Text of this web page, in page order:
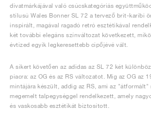
divatmárkájával való csúcskategóriás
stílusú Wales Bonner SL 72 a tervező brit-karibi
inspirált, magával ragadó retró esztétikával
két további elegáns színváltozat következett,
évtized egyik legkeresettebb cipőjévé vált.
A sikert követően az adidas az SL 72 két
piacra: az OG és az RS változatot. Míg az OG az
mintájára készült, addig az RS, ami az "átformált"
megemelt talpegységgel rendelkezett, amely
és vaskosabb esztétikát biztosított.